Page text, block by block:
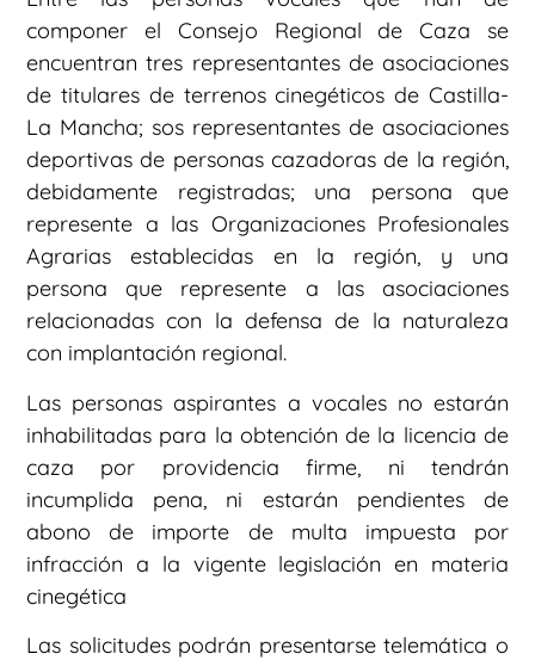
componer el Consejo Regional de Caza se
encuentran tres representantes de asociaciones
de titulares de terrenos cinegéticos de Castilla-
La Mancha; sos representantes de asociaciones
deportivas de personas cazadoras de la región,
debidamente registradas; una persona que
represente a las Organizaciones Profesionales
Agrarias establecidas en la región, y una
persona que represente a las asociaciones
relacionadas con la defensa de la naturaleza
con implantación regional.
Las personas aspirantes a vocales no estarán
inhabilitadas para la obtención de la licencia de
caza por providencia firme, ni tendrán
incumplida pena, ni estarán pendientes de
abono de importe de multa impuesta por
infracción a la vigente legislación en materia
cinegética
Las solicitudes podrán presentarse telemática o